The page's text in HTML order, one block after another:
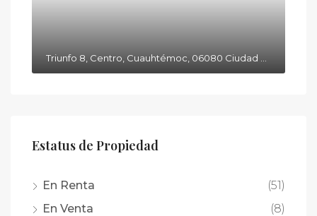
Estatus de Propiedad
En Renta
(51)
En Venta
(8)